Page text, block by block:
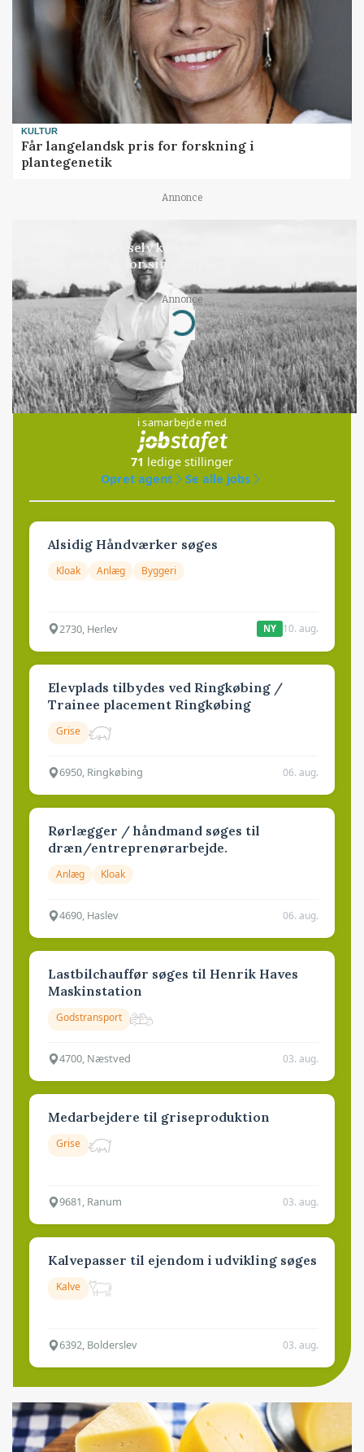
KULTUR
Får langelandsk pris for forskning i
plantegenetik
Annonce
Kun landbruget selv kan beslutte, om man vil
kæmpe juridisk for sin eksistens
Annonce
Loading...
Jobs
i samarbejde med
71 ledige stillinger
Opret agent
Se alle jobs
Alsidig Håndværker søges
Kloak Anlæg Byggeri
2730, Herlev NY 10. aug.
Elevplads tilbydes ved Ringkøbing /
Trainee placement Ringkøbing
Grise
6950, Ringkøbing 06. aug.
Rørlægger / håndmand søges til
dræn/entreprenørarbejde.
Anlæg Kloak
4690, Haslev 06. aug.
Lastbilchauffør søges til Henrik Haves
Maskinstation
Godstransport
4700, Næstved 03. aug.
Medarbejdere til griseproduktion
Grise
9681, Ranum 03. aug.
Kalvepasser til ejendom i udvikling søges
Kalve
6392, Bolderslev 03. aug.